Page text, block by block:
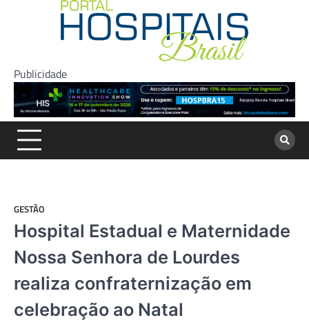
Publicidade
GESTÃO
Hospital Estadual e Maternidade
Nossa Senhora de Lourdes
realiza confraternização em
celebração ao Natal